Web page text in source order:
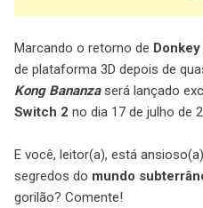
Marcando o retorno de Donkey
de plataforma 3D depois de
Kong Bananzaserá lançado
Switch 2 no dia 17 de julho de
E você, leitor(a), está
segredos do mundo
gorilão? Comente!